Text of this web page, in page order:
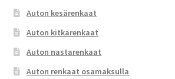
Auton kesärenkaat
Auton kitkarenkaat
Auton nastarenkaat
Auton renkaat osamaksulla